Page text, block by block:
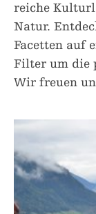
reiche
Natur.
Facetten auf
Filter um die
Wir freuen